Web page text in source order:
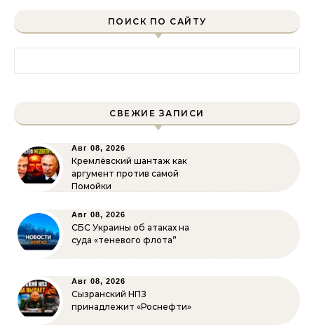
ПОИСК ПО САЙТУ
СВЕЖИЕ ЗАПИСИ
Авг 08, 2026
Кремлёвский шантаж как
аргумент против самой
Помойки
Авг 08, 2026
СБС Украины об атаках на
суда «теневого флота”
Авг 08, 2026
Сызранский НПЗ
принадлежит «Роснефти»